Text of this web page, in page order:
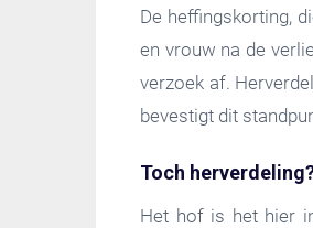
De heffingskorting,
en vrouw na de
verzoek af.
bevestigt dit
Toch
Het hof is het hier